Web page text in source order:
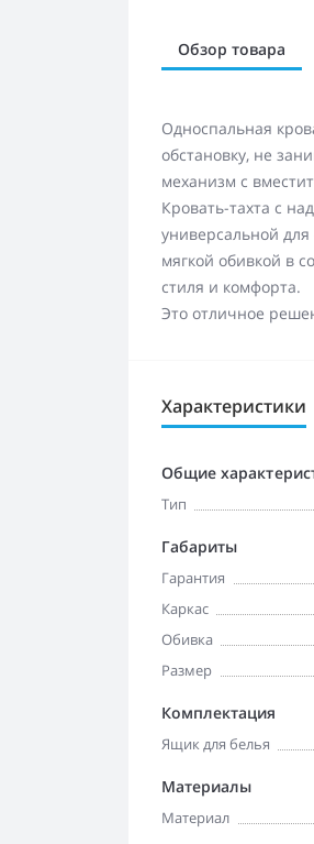
Обзор товара
Односпальная
обстановку, не
механизм с
Кровать-тахта с
универсальной
мягкой обивкой в
стиля и комфорта.
Это отличное
Характеристики
Общие
Тип
Габариты
Гарантия
Каркас
Обивка
Размер
Комплектация
Ящик для белья
Материалы
Материал